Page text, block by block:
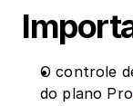
O controle
do plano